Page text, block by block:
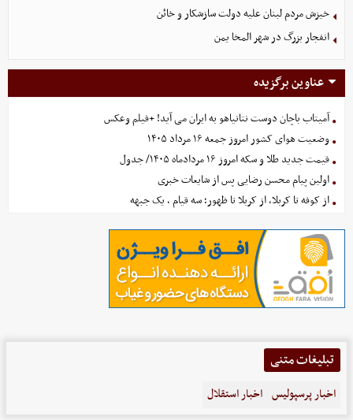
خیزش مردم لبنان علیه دولت سازشکار و خائن
انفجار بزرگ در شهر المخا یمن
عناوین برگزیده
آمیتاب باچان دوست نتانیاهو به ایران می آید! +فیلم وعکس
وضعیت هوای کشور امروز جمعه ۱۶ مرداد ۱۴۰۵
قیمت جدید طلا و سکه امروز ۱۶ مردادماه ۱۴۰۵/ جدول
اولین پیام محسن رضایی پس از شایعات خبری
از کوفه تا کربلا، از کربلا تا ظهور؛ سه قیام ، یک جبهه
تبلیغات متنی
اخبار پرسپولیس اخبار استقلال